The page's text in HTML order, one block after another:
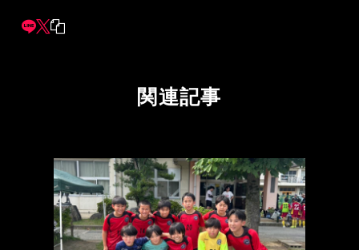
関連記事